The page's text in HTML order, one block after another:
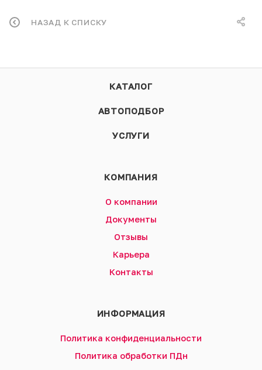
НАЗАД К СПИСКУ
КАТАЛОГ
АВТОПОДБОР
УСЛУГИ
КОМПАНИЯ
О компании
Документы
Отзывы
Карьера
Контакты
ИНФОРМАЦИЯ
Политика конфиденциальности
Политика обработки ПДн